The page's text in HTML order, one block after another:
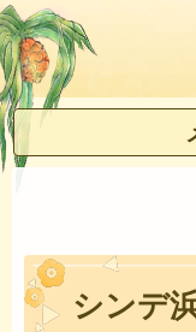
シンデ